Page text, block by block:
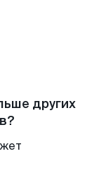
других